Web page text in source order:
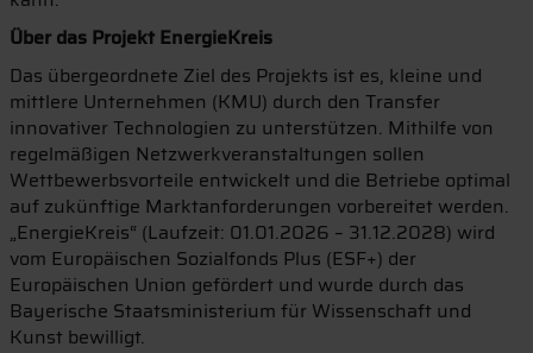
Über das Projekt EnergieKreis
Das übergeordnete Ziel des Projekts ist es, kleine und
mittlere Unternehmen (KMU) durch den Transfer
innovativer Technologien zu unterstützen. Mithilfe von
regelmäßigen Netzwerkveranstaltungen sollen
Wettbewerbsvorteile entwickelt und die Betriebe optimal
auf zukünftige Marktanforderungen vorbereitet werden.
„EnergieKreis“ (Laufzeit: 01.01.2026 – 31.12.2028) wird
vom Europäischen Sozialfonds Plus (ESF+) der
Europäischen Union gefördert und wurde durch das
Bayerische Staatsministerium für Wissenschaft und
Kunst bewilligt.